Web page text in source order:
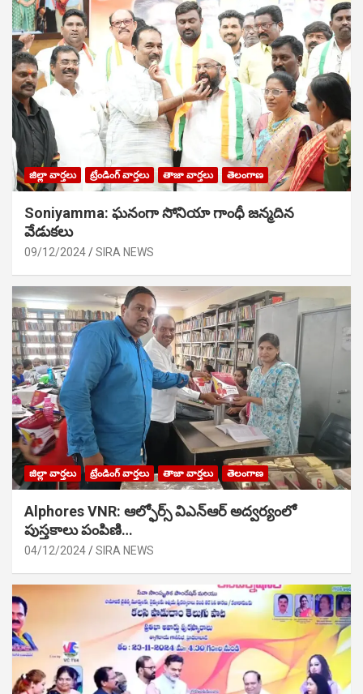
జిల్లా వార్తలు ట్రేండింగ్ వార్తలు తాజా వార్తలు తెలంగాణ
Soniyamma: ఘ‌నంగా సోనియా గాంధీ జ‌న్మ‌దిన
వేడుక‌లు
09/12/2024 SIRA NEWS
జిల్లా వార్తలు ట్రేండింగ్ వార్తలు తాజా వార్తలు తెలంగాణ
Alphores VNR: ఆల్ఫోర్స్ విఎన్ఆర్ అద్వర్యంలో
పుస్తకాలు పంపిణి…
04/12/2024 SIRA NEWS